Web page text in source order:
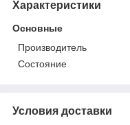
Характеристики
Основные
Производитель
Состояние
Условия доставки